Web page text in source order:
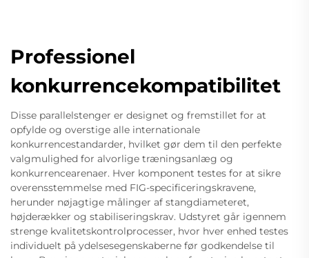
Professionel
konkurrencekompatibilitet
Disse parallelstenger er designet og fremstillet for at
opfylde og overstige alle internationale
konkurrencestandarder, hvilket gør dem til den perfekte
valgmulighed for alvorlige træningsanlæg og
konkurrencearenaer. Hver komponent testes for at sikre
overensstemmelse med FIG-specificeringskravene,
herunder nøjagtige målinger af stangdiameteret,
højderækker og stabiliseringskrav. Udstyret går igennem
strenge kvalitetskontrolprocesser, hvor hver enhed testes
individuelt på ydelsesegenskaberne før godkendelse til